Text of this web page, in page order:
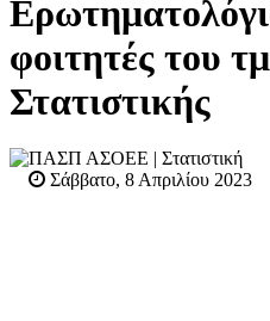
φοιτητές του
Στατιστικής
ΠΑΣΠ ΑΣΟΕΕ | Στατιστική
Σάββατο, 8 Απριλίου 2023